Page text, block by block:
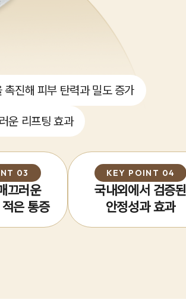
촉진해 피부 탄력과 밀도 증가
운 리프팅 효과
03
끄러운
은 통증
KEY POINT 04
국내외에서 검증된
안정성과 효과